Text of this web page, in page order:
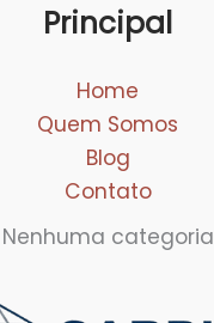
Principal
Home
Quem Somos
Blog
Contato
Nenhuma categoria